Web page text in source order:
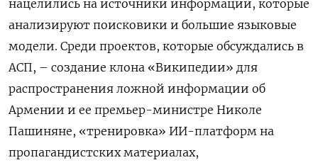
нацелились на источники информации, которые
анализируют поисковики и большие языковые
модели. Среди проектов, которые обсуждались в
АСП, – создание клона «Википедии» для
распространения ложной информации об
Армении и ее премьер-министре Николе
Пашиняне, «тренировка» ИИ-платформ на
пропагандистских материалах,